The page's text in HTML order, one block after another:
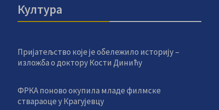
Култура
Пријатељство које је обележило историју –
изложба о доктору Кости Динићу
ФРКА поново окупила младе филмске
ствараоце у Крагујевцу